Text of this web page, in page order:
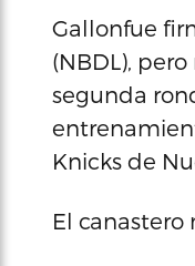
Gallonfue
(NBDL),
segunda
Knicks de
El canastero